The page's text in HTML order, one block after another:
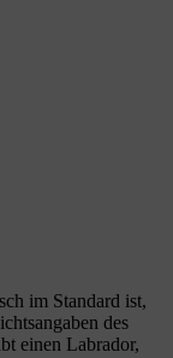
im Standard ist,
des
einen Labrador,